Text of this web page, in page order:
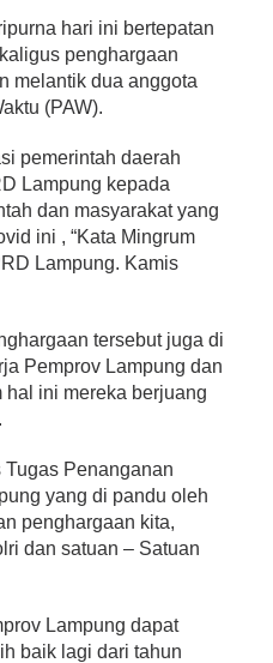
hari ini bertepatan
penghargaan
melantik dua anggota
(PAW).
pemerintah daerah
Lampung kepada
dan masyarakat yang
ini , “Kata Mingrum
Lampung. Kamis
tersebut juga di
Pemprov Lampung dan
hal ini mereka berjuang
Tugas Penanganan
yang di pandu oleh
penghargaan kita,
dan satuan – Satuan
Lampung dapat
baik lagi dari tahun